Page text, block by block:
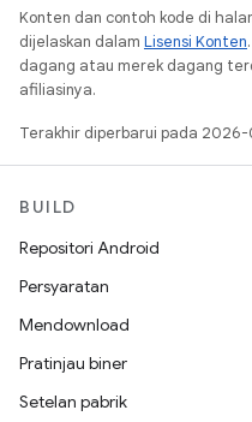
Konten dan contoh kode di
dijelaskan dalam Lisensi Konten
dagang atau merek dagang
afiliasinya.
Terakhir diperbarui pada
BUILD
Repositori Android
Persyaratan
Mendownload
Pratinjau biner
Setelan pabrik